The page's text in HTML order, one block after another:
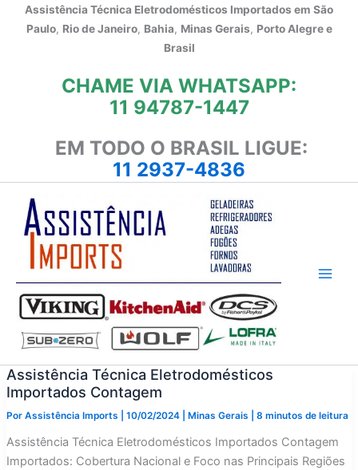
Assistência Técnica Eletrodomésticos Importados em São
Paulo, Rio de Janeiro, Bahia, Minas Gerais, Porto Alegre e
Brasil
CHAME VIA WHATSAPP:
11 94787-1447
EM TODO O BRASIL LIGUE:
11 2937-4836
Assistência Técnica Eletrodomésticos
Importados Contagem
Por Assistência Imports 10/02/2024 Minas Gerais 8 minutos de leitura
Assistência Técnica Eletrodomésticos Importados Contagem
Importados: Cobertura Nacional e Foco nas Principais Regiões